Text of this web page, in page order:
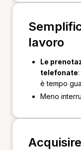
lavoro
Le
telefonate
è tempo
Meno